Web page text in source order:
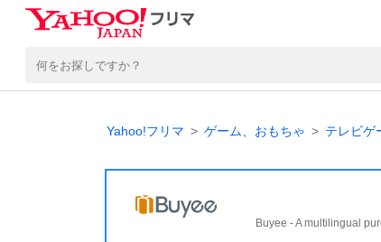
Yahoo!フリマ ゲーム、おもちゃ テレビゲ
Buyee - A multilingual